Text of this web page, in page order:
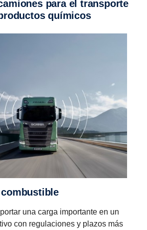
químicos
combustible
una carga importante en un
con regulaciones y plazos más